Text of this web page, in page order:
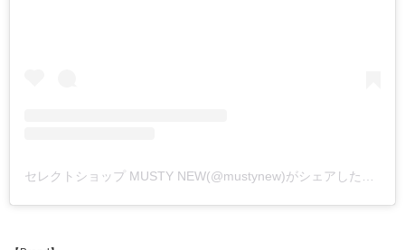
セレクトショップ MUSTY NEW(@mustynew)がシェアした投稿